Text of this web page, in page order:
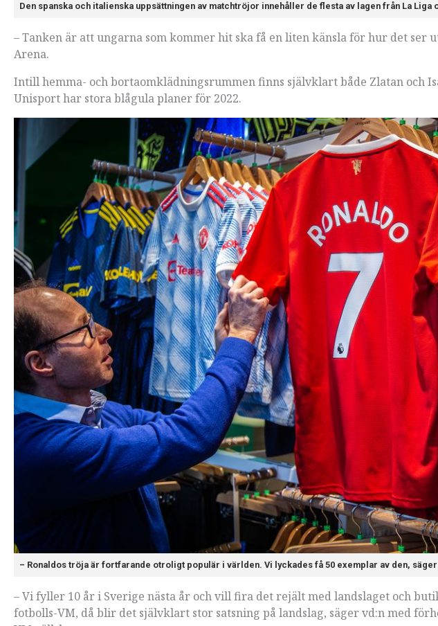
Den spanska och italienska uppsättningen av matchtröjor innehåller de flesta av lagen från La Liga
– Tanken är att ungarna som kommer hit ska få en liten känsla för hur det ser
Arena.
Intill hemma- och bortaomklädningsrummen finns självklart både Zlatan och
Unisport har stora blågula planer för 2022.
– Ronaldos tröja är fortfarande otroligt populär i världen. Vi lyckades få 50 exemplar av den,
– Vi fyller 10 år i Sverige nästa år och vill fira det rejält med landslaget och
fotbolls-VM, då blir det självklart stor satsning på landslag, säger vd:n med